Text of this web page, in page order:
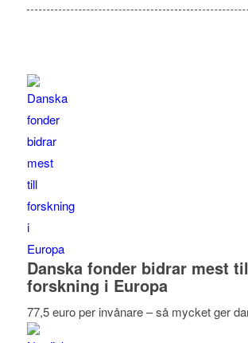
Danska fonder bidrar mest
forskning i Europa
77,5 euro per invånare – så mycket ger